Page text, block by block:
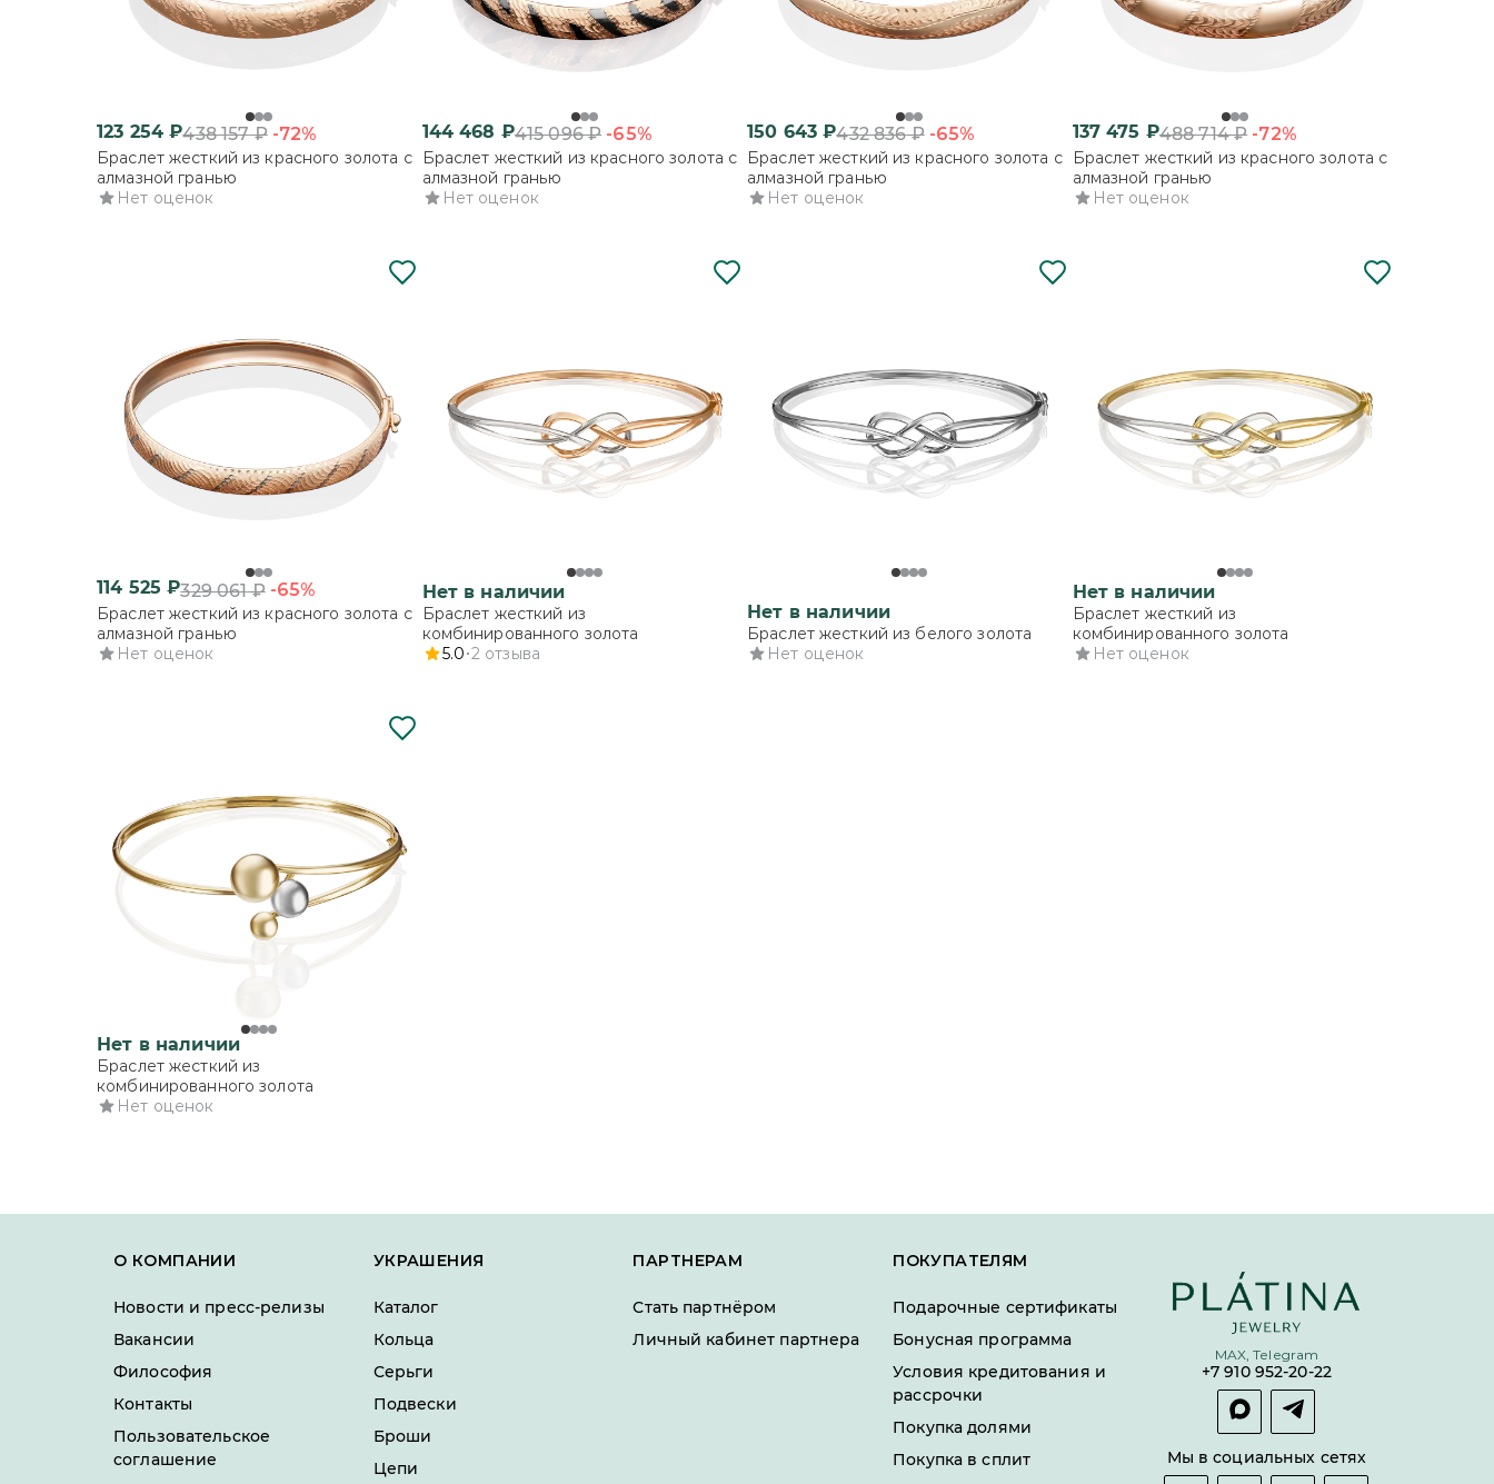
123 254 ₽438 157₽ -72%
Браслет жесткий из красного золота с
алмазной гранью
Нет оценок
144 468 ₽415 096₽ -65%
Браслет жесткий из красного золота с
алмазной гранью
Нет оценок
150 643 ₽432 836₽ -65%
Браслет жесткий из красного золота с
алмазной гранью
Нет оценок
137 475 ₽488 714₽ -72%
Браслет жесткий из красного золота с
алмазной гранью
Нет оценок
114 525 ₽329 061₽ -65%
Браслет жесткий из красного золота с
алмазной гранью
Нет оценок
Нет в наличии
Браслет жесткий из
комбинированного золота
5.0 2 отзыва
Нет в наличии
Браслет жесткий из белого золота
Нет оценок
Нет в наличии
Браслет жесткий из
комбинированного золота
Нет оценок
Нет в наличии
Браслет жесткий из
комбинированного золота
Нет оценок
О КОМПАНИИ
Новости и пресс-релизы
Вакансии
Философия
Контакты
Пользовательское
соглашение
УКРАШЕНИЯ
Каталог
Кольца
Серьги
Подвески
Броши
Цепи
ПАРТНЕРАМ
Стать партнёром
Личный кабинет партнера
ПОКУПАТЕЛЯМ
Подарочные сертификаты
Бонусная программа
Условия кредитования и
рассрочки
Покупка долями
Покупка в сплит
MAX, Telegram
+7 910 952-20-22
Мы в социальных сетях